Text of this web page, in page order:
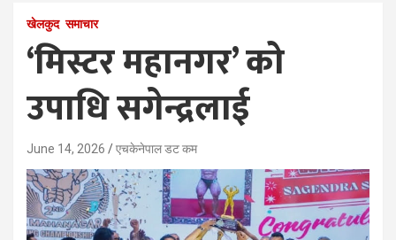
खेलकुद समाचार
‘मिस्टर महानगर’ को
उपाधि सगेन्द्रलाई
June 14, 2026 एचकेनेपाल डट कम